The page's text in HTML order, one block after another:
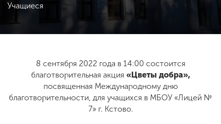
Сведения об
образовательной
ENG SPN CHI
Учащиеся
8 сентября 2022 года в 14:00 состоится
благотворительная акция «Цветы добра»,
посвященная Международному дню
благотворительности, для учащихся в МБОУ «Лицей №
7» г. Кстово.